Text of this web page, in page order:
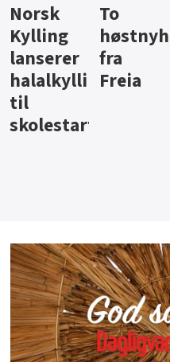
Knalltall
for Açai
Bowl
Aass vil
bli
i lite-